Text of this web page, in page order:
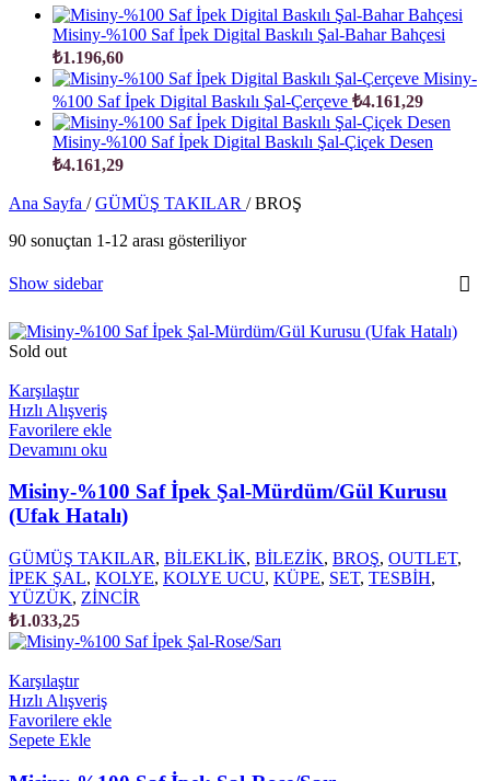
Misiny-%100 Saf İpek Digital Baskılı Şal-Bahar Bahçesi
₺1.196,60
Misiny-
%100 Saf İpek Digital Baskılı Şal-Çerçeve ₺4.161,29
Misiny-%100 Saf İpek Digital Baskılı Şal-Çiçek Desen
₺4.161,29
Ana Sayfa / GÜMÜŞ TAKILAR / BROŞ
90 sonuçtan 1-12 arası gösteriliyor
Show sidebar
Sold out
Karşılaştır
Hızlı Alışveriş
Favorilere ekle
Devamını oku
Misiny-%100 Saf İpek Şal-Mürdüm/Gül Kurusu
(Ufak Hatalı)
GÜMÜŞ TAKILAR, BİLEKLİK, BİLEZİK, BROŞ, OUTLET,
İPEK ŞAL, KOLYE, KOLYE UCU, KÜPE, SET, TESBİH,
YÜZÜK, ZİNCİR
₺1.033,25
Karşılaştır
Hızlı Alışveriş
Favorilere ekle
Sepete Ekle